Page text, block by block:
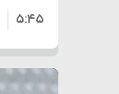
۵:۴۵
۱۲:۵۹
۸:۵۷